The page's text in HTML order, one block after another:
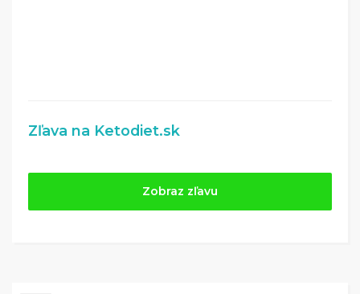
Zľava na Ketodiet.sk
Zobraz zľavu